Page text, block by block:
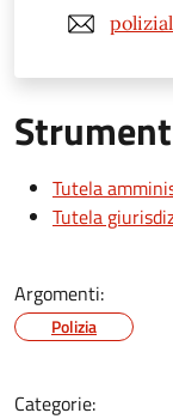
Tutela
Tutela
Argomenti:
Polizia
Categorie: